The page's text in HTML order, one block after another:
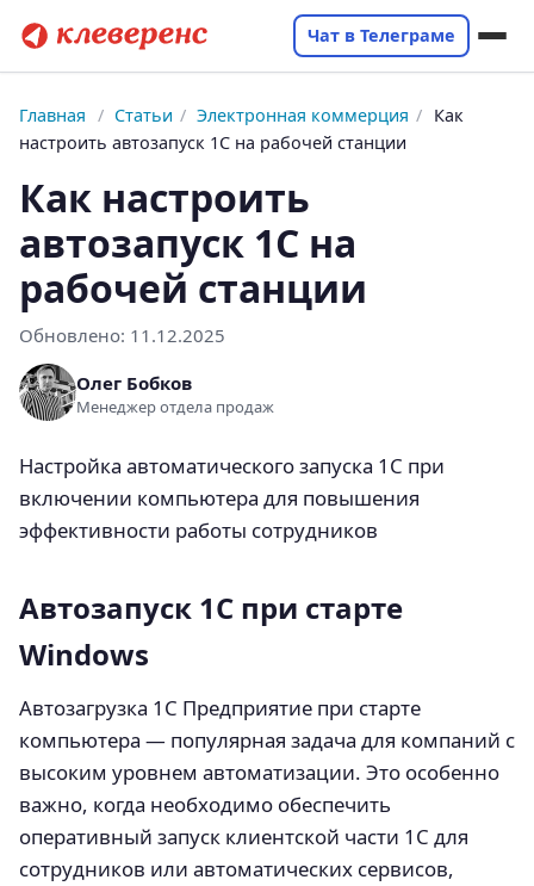
Чат в Телеграме
Главная / Статьи / Электронная коммерция / Как
настроить автозапуск 1С на рабочей станции
Как настроить
автозапуск 1С на
рабочей станции
Обновлено: 11.12.2025
Олег Бобков
Менеджер отдела продаж
Настройка автоматического запуска 1С при
включении компьютера для повышения
эффективности работы сотрудников
Автозапуск 1С при старте
Windows
Автозагрузка 1С Предприятие при старте
компьютера — популярная задача для компаний с
высоким уровнем автоматизации. Это особенно
важно, когда необходимо обеспечить
оперативный запуск клиентской части 1С для
сотрудников или автоматических сервисов,